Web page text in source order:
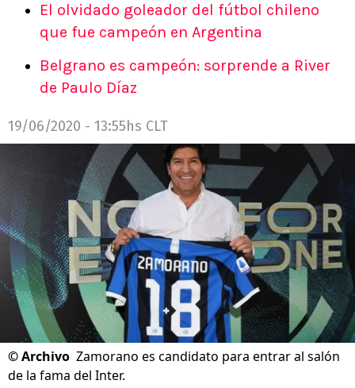
El olvidado goleador del fútbol chileno
que fue campeón en Argentina
Belgrano es campeón: sorprende a River
de Paulo Díaz
19/06/2020 - 13:55hs CLT
©Archivo Zamorano es candidato para entrar al salón
de la fama del Inter.